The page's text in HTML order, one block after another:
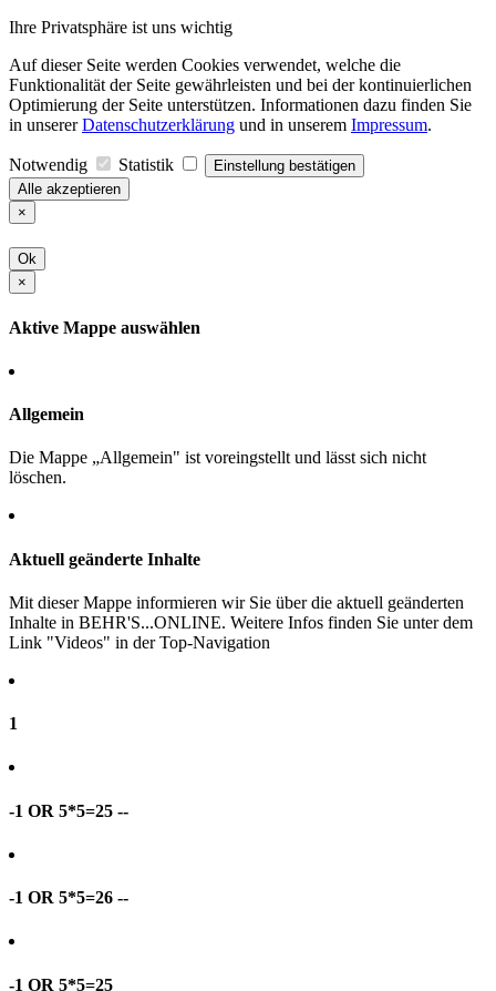
Ihre Privatsphäre ist uns wichtig
Auf dieser Seite werden Cookies verwendet, welche die
Funktionalität der Seite gewährleisten und bei der kontinuierlichen
Optimierung der Seite unterstützen. Informationen dazu finden Sie
in unsererDatenschutzerklärung und in unserem Impressum.
Notwendig Statistik
Einstellung bestätigen
Alle akzeptieren
×
Ok
×
Aktive Mappe auswählen
Allgemein
Die Mappe „Allgemein" ist voreingstellt und lässt sich nicht
löschen.
Aktuell geänderte Inhalte
Mit dieser Mappe informieren wir Sie über die aktuell geänderten
Inhalte in BEHR'S...ONLINE. Weitere Infos finden Sie unter dem
Link "Videos" in der Top-Navigation
1
-1 OR 5*5=25 --
-1 OR 5*5=26 --
-1 OR 5*5=25